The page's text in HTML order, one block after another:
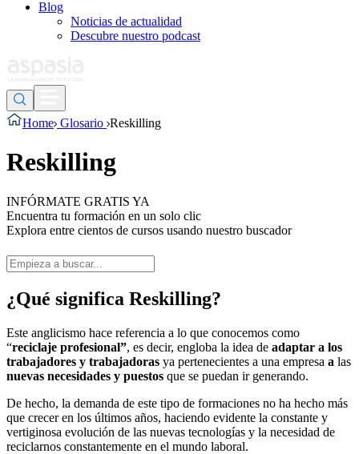
Blog
Noticias de actualidad
Descubre nuestro podcast
Home Glosario Reskilling
Reskilling
INFÓRMATE GRATIS YA
Encuentra tu formación en un solo clic
Explora entre cientos de cursos usando nuestro buscador
¿Qué significa Reskilling?
Este anglicismo hace referencia a lo que conocemos como
“reciclaje profesional”, es decir, engloba la idea de adaptar a los
trabajadores y trabajadoras ya pertenecientes a una empresa a las
nuevas necesidades y puestos que se puedan ir generando.
De hecho, la demanda de este tipo de formaciones no ha hecho más
que crecer en los últimos años, haciendo evidente la constante y
vertiginosa evolución de las nuevas tecnologías y la necesidad de
reciclarnos constantemente en el mundo laboral.